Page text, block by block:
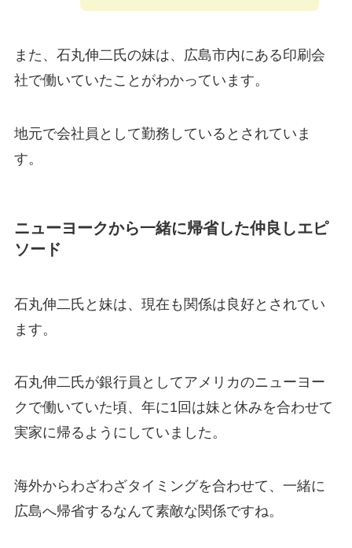
また、石丸伸二氏の妹は、広島市内にある印刷会
社で働いていたことがわかっています。
地元で会社員として勤務しているとされていま
す。
ニューヨークから一緒に帰省した仲良しエピ
ソード
石丸伸二氏と妹は、現在も関係は良好とされてい
ます。
石丸伸二氏が銀行員としてアメリカのニューヨー
クで働いていた頃、年に1回は妹と休みを合わせて
実家に帰るようにしていました。
海外からわざわざタイミングを合わせて、一緒に
広島へ帰省するなんて素敵な関係ですね。